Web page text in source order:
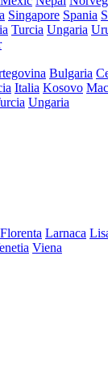
Singapore Spania
Turcia Ungaria
Bulgaria
Italia Kosovo
Ungaria
Florenta Larnaca
Viena